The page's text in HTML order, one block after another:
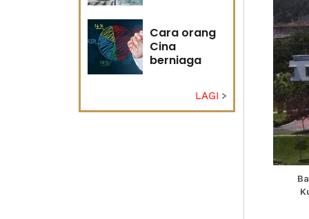
Cara orang
Cina
berniaga
LAGI